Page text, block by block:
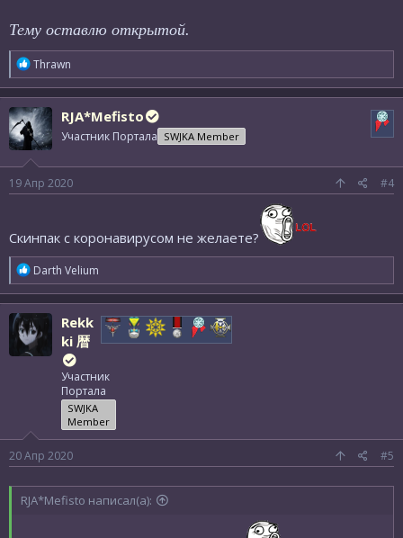
Тему оставлю открытой.
Р
е
а
к
ц
и
и
:
Thrawn
RJA*Mefisto
Участник Портала SWJKA Member
19 Апр 2020 #4
Скинпак с коронавирусом не желаете?
Р
е
а
к
ц
и
и
Darth Velium
Rekk
ki 暦
Участник
Портала
SWJKA
Member
20 Апр 2020 #5
RJA*Mefisto написал(а):